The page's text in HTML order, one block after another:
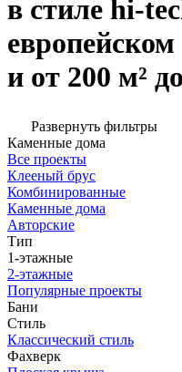
в стиле hi-
европейском
и от 200 м²
Развернуть фильтры
Каменные дома
Все проекты
Клееный брус
Комбинированные
Каменные дома
Авторские
Тип
1-этажные
2-этажные
Популярные проекты
Бани
Стиль
Классический стиль
Фахверк